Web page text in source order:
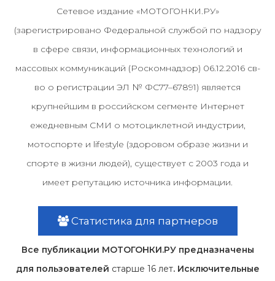
Сетевое издание «МОТОГОНКИ.РУ»
(зарегистрировано Федеральной службой по надзору
в сфере связи, информационных технологий и
массовых коммуникаций (Роскомнадзор) 06.12.2016 св-
во о регистрации ЭЛ № ФС77–67891) является
крупнейшим в российском сегменте Интернет
ежедневным СМИ о мотоциклетной индустрии,
мотоспорте и lifestyle (здоровом образе жизни и
спорте в жизни людей), существует с 2003 года и
имеет репутацию источника информации.
Статистика для партнеров
Все публикации МОТОГОНКИ.РУ предназначены
для пользователей старше 16 лет. Исключительные